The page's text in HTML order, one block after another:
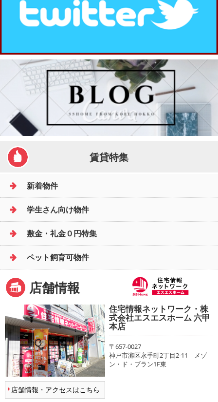
賃貸特集
新着物件
学生さん向け物件
敷金・礼金０円特集
ペット飼育可物件
店舗情報
店舗情報・アクセスはこちら
住宅情報ネットワーク・株
式会社エスエスホーム 六甲
本店
〒657-0027
神戸市灘区永手町2丁目2-11 メゾ
ン・ド・ブラン1F東